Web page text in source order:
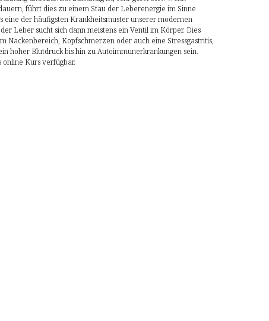
führt dies zu einem Stau der Leberenergie im Sinne
eine der häufigsten Krankheitsmuster unserer modernen
Leber sucht sich dann meistens ein Ventil im Körper. Dies
Nackenbereich, Kopfschmerzen oder auch eine Stressgastritis,
hoher Blutdruck bis hin zu Autoimmunerkrankungen sein.
Kurs verfügbar.